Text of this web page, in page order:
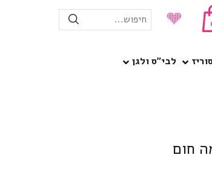
חיפוש...
לבי”ס ולגן
חום